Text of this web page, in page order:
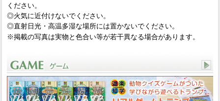
ください。
◎火気に近付けないでください。
◎直射日光・高温多湿な場所には置かないでください。
※掲載の写真は実物と色合い等が若干異なる場合があります。